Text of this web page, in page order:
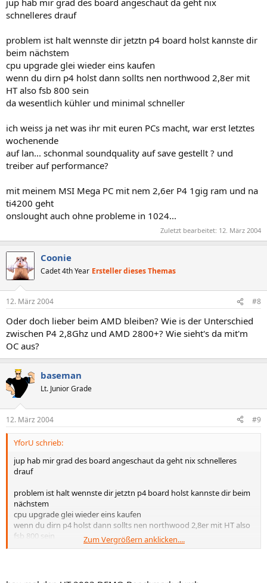
jup hab mir grad des board angeschaut da geht nix
schnelleres drauf
problem ist halt wennste dir jetztn p4 board holst kannste dir
beim nächstem
cpu upgrade glei wieder eins kaufen
wenn du dirn p4 holst dann sollts nen northwood 2,8er mit
HT also fsb 800 sein
da wesentlich kühler und minimal schneller
ich weiss ja net was ihr mit euren PCs macht, war erst letztes
wochenende
auf lan... schonmal soundquality auf save gestellt ? und
treiber auf performance?
mit meinem MSI Mega PC mit nem 2,6er P4 1gig ram und na
ti4200 geht
onslought auch ohne probleme in 1024...
Zuletzt bearbeitet: 12. März 2004
Coonie
Cadet 4th Year Ersteller dieses Themas
12. März 2004 #8
Oder doch lieber beim AMD bleiben? Wie is der Unterschied
zwischen P4 2,8Ghz und AMD 2800+? Wie sieht's da mit'm
OC aus?
baseman
Lt. Junior Grade
12. März 2004 #9
YforU schrieb:
jup hab mir grad des board angeschaut da geht nix schnelleres
drauf
problem ist halt wennste dir jetztn p4 board holst kannste dir beim
nächstem
cpu upgrade glei wieder eins kaufen
wenn du dirn p4 holst dann sollts nen northwood 2,8er mit HT also
fsb 800 sein
da wesentlich kühler und minimal schneller
Zum Vergrößern anklicken....